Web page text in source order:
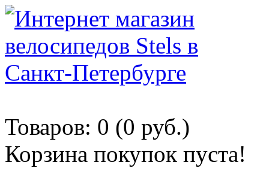
Товаров: 0 (0 руб.)
Корзина покупок пуста!